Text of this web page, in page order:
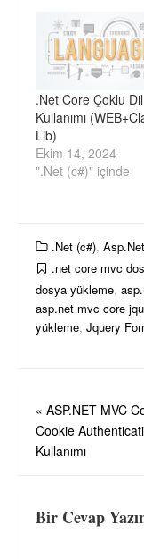
.Net Core Çoklu Dil
Kullanımı
Lib)
Ekim 14, 2024
".Net (c#)" içinde
.Net (c#),
.net core mvc
dosya yükleme,
asp.net mvc core
yükleme, Jquery
Yazı
gezinmesi
« ASP.NET MVC
Cookie
Kullanımı
Bir Cevap